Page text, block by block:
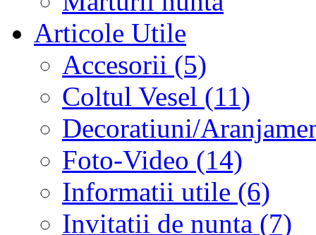
Articole Utile
Accesorii (5)
Coltul Vesel (11)
Decoratiuni/
Foto-Video (14)
Informatii utile (6)
Invitatii de nunta (7)